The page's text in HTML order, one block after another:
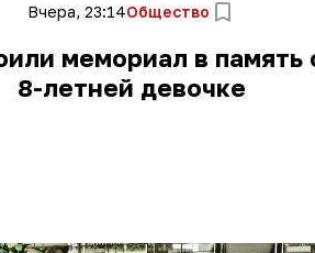
Вчера, 23:14Общество
мемориал в память
8-летней девочке